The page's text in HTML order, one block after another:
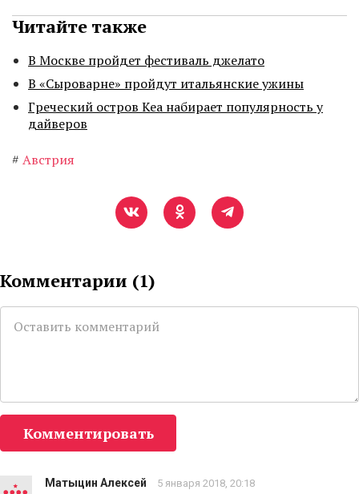
Читайте также
В Москве пройдет фестиваль джелато
В «Сыроварне» пройдут итальянские ужины
Греческий остров Кеа набирает популярность у
дайверов
# Австрия
Комментарии (1)
Комментировать
Матыцин Алексей 5 января 2018, 20:18